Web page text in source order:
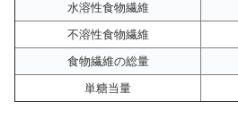
水溶性食物繊維
不溶性食物繊維
食物繊維の総量
単糖当量